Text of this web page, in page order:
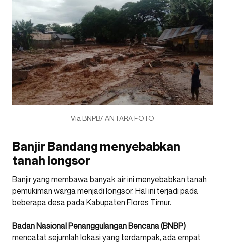
Via BNPB/ ANTARA FOTO
Banjir Bandang menyebabkan
tanah longsor
Banjir yang membawa banyak air ini menyebabkan tanah
pemukiman warga menjadi longsor. Hal ini terjadi pada
beberapa desa pada Kabupaten Flores Timur.
Badan Nasional Penanggulangan Bencana (BNBP)
mencatat sejumlah lokasi yang terdampak, ada empat